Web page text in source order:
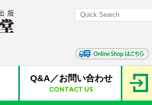
Q&A／お問い合わせ
CONTACT US